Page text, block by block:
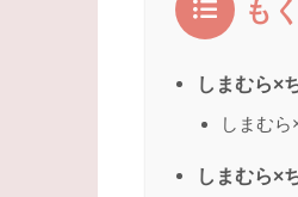
も
しまむら×
しまむ
しまむら×